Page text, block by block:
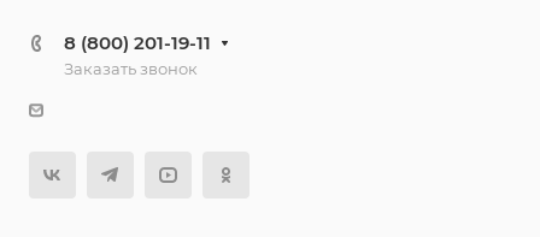
8 (800) 201-19-11
Заказать звонок